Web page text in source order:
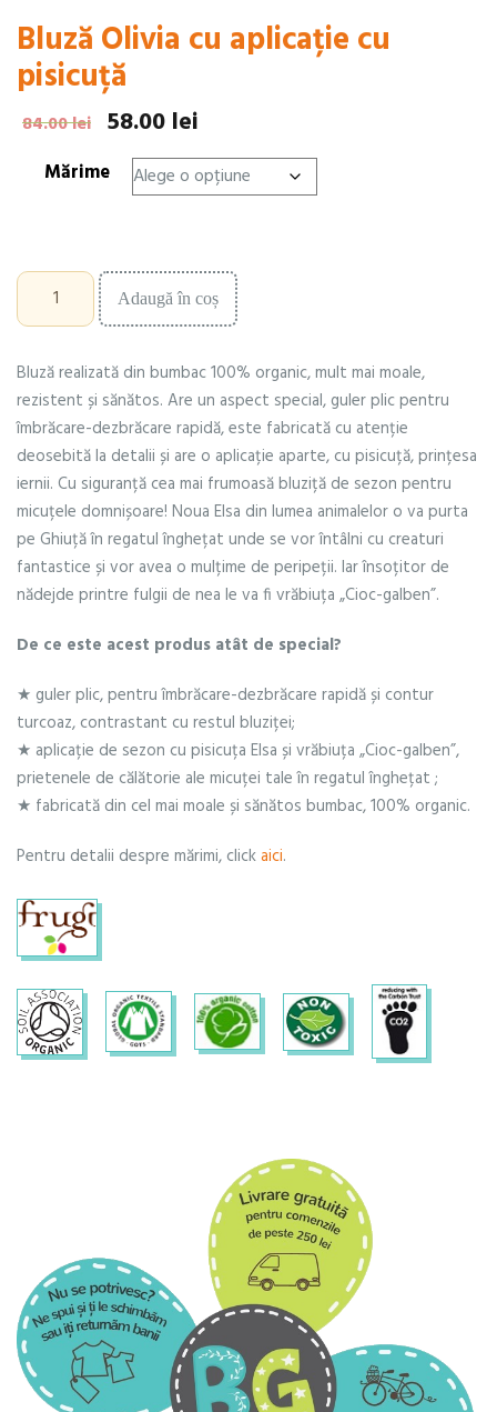
Bluză Olivia cu aplicație cu
pisicuță
84.00lei Prețul
inițial
a
58.00 lei
curent
este:
Mărime
Cantitate
Bluză
Olivia
aplicație
cu
pisicuță
Adaugă în coș
Bluză realizată din bumbac 100% organic, mult mai moale,
rezistent și sănătos. Are un aspect special, guler plic pentru
îmbrăcare-dezbrăcare rapidă, este fabricată cu atenție
deosebită la detalii și are o aplicație aparte, cu pisicuță, prințesa
iernii. Cu siguranță cea mai frumoasă bluziță de sezon pentru
micuțele domnișoare! Noua Elsa din lumea animalelor o va purta
pe Ghiuță în regatul înghețat unde se vor întâlni cu creaturi
fantastice și vor avea o mulțime de peripeții. Iar însoțitor de
nădejde printre fulgii de nea le va fi vrăbiuța „Cioc-galben”.
De ce este acest produs atât de special?
★ guler plic, pentru îmbrăcare-dezbrăcare rapidă și contur
turcoaz, contrastant cu restul bluziței;
★ aplicație de sezon cu pisicuța Elsa și vrăbiuța „Cioc-galben”,
prietenele de călătorie ale micuței tale în regatul înghețat ;
★ fabricată din cel mai moale și sănătos bumbac, 100% organic.
Pentru detalii despre mărimi, clickaici.